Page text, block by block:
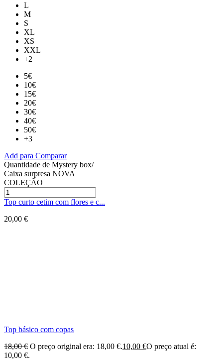
L
M
S
XL
XS
XXL
+2
5€
10€
15€
20€
30€
40€
50€
+3
Add para Comparar
Quantidade de Mystery box/
Caixa surpresa NOVA
COLEÇÃO
Top curto cetim com flores e c...
20,00 €
Top básico com copas
18,00€ O preço original era: 18,00 €.10,00 €O preço atual é:
10,00 €.